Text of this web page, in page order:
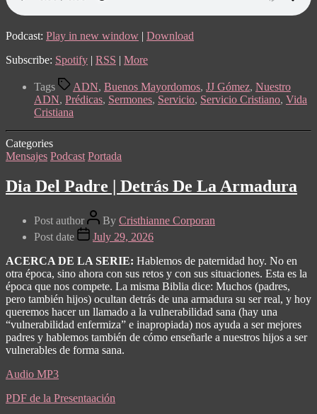
Podcast: Play in new window | Download
Subscribe: Spotify | RSS | More
Tags ADN, Buenos Mayordomos, JJ Gómez, Nuestro
ADN, Prédicas, Sermones, Servicio, Servicio Cristiano, Vida
Cristiana
Categories
Mensajes Podcast Portada
Dia Del Padre | Detrás De La Armadura
Post author By Cristhianne Corporan
Post date
July 29, 2026
ACERCA DE LA SERIE: Hablemos de paternidad hoy. No en
otra época, sino ahora con sus retos y con sus situaciones. Esta es la
época que nos compete. La misma Biblia dice: Muchos (padres,
pero también hijos) ocultan detrás de una armadura su ser real, y hoy
queremos hacer un llamado a la vulnerabilidad sana (hay una
“vulnerabilidad enfermiza” e inapropiada) nos ayuda a ser mejores
padres y hablemos también de cómo enseñarle a nuestros hijos a ser
vulnerables de forma sana.
Audio MP3
PDF de la Presentaación